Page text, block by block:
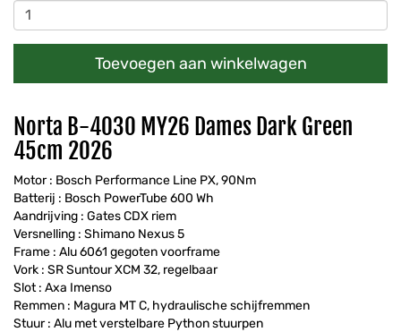
Toevoegen aan winkelwagen
Norta B-4030 MY26 Dames Dark Green
45cm 2026
Motor : Bosch Performance Line PX, 90Nm
Batterij : Bosch PowerTube 600 Wh
Aandrijving : Gates CDX riem
Versnelling : Shimano Nexus 5
Frame : Alu 6061 gegoten voorframe
Vork : SR Suntour XCM 32, regelbaar
Slot : Axa Imenso
Remmen : Magura MT C, hydraulische schijfremmen
Stuur : Alu met verstelbare Python stuurpen